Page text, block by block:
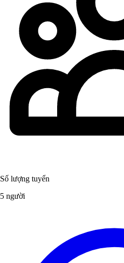
Số lượng tuyển
5 người